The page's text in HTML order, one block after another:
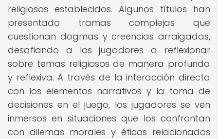
religiosos establecidos. Algunos títulos han
presentado tramas complejas que
cuestionan dogmas y creencias arraigadas,
desafiando a los jugadores a reflexionar
sobre temas religiosos de manera profunda
y reflexiva. A través de la interacción directa
con los elementos narrativos y la toma de
decisiones en el juego, los jugadores se ven
inmersos en situaciones que los confrontan
con dilemas morales y éticos relacionados